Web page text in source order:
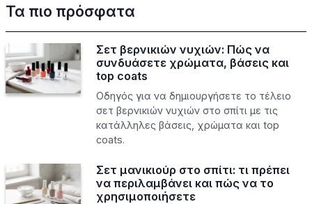
Τα πιο πρόσφατα
Σετ βερνικιών νυχιών: Πώς να
συνδυάσετε χρώματα, βάσεις και
top coats
Οδηγός για να δημιουργήσετε το τέλειο
σετ βερνικιών νυχιών στο σπίτι με τις
κατάλληλες βάσεις, χρώματα και top
coats.
Σετ μανικιούρ στο σπίτι: τι πρέπει
να περιλαμβάνει και πώς να το
χρησιμοποιήσετε